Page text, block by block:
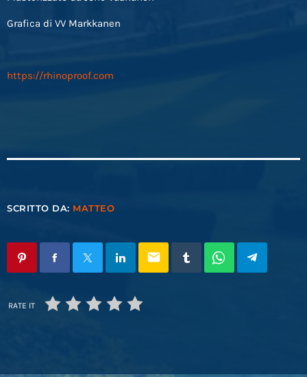
Grafica di VV Markkanen
https://rhinoproof.com
SCRITTO DA: MATTEO
email
RATE IT